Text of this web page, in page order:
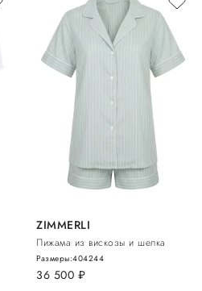
ZIMMERLI
Пижама из вискозы и шелка
36 500 руб.
Размеры:404244